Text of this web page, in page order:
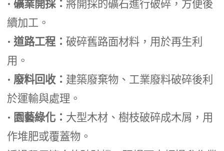
• 礦業開採： 將開採的礦石進行破碎，方便後
續加工。
• 道路工程： 破碎舊路面材料，用於再生利
用。
• 廢料回收： 建築廢棄物、工業廢料破碎後利
於運輸與處理。
• 園藝綠化： 大型木材、樹枝破碎成木屑，用
作堆肥或覆蓋物。